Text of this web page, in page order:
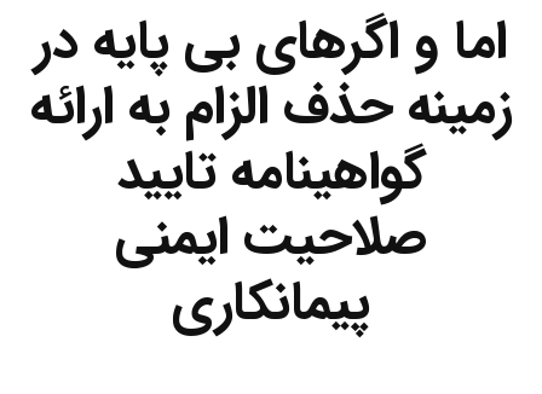
اما و اگرهای بی پایه در
زمینه حذف الزام به ارائه
گواهینامه تایید
صلاحیت ایمنی
پیمانکاری